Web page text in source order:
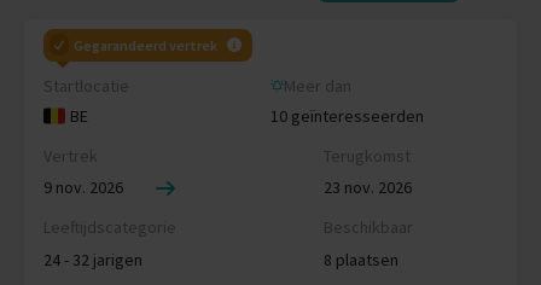
Gegarandeerd vertrek
Startlocatie
BE
Meer dan
10 geïnteresseerden
Vertrek
9 nov. 2026
Terugkomst
23 nov. 2026
Leeftijdscategorie
24 - 32 jarigen
Beschikbaar
8 plaatsen